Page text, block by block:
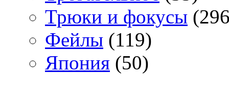
Трюки и фокусы
Фейлы (119)
Япония (50)